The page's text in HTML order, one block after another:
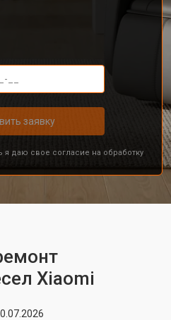
заявку
я даю свое согласие на обработку
Xiaomi